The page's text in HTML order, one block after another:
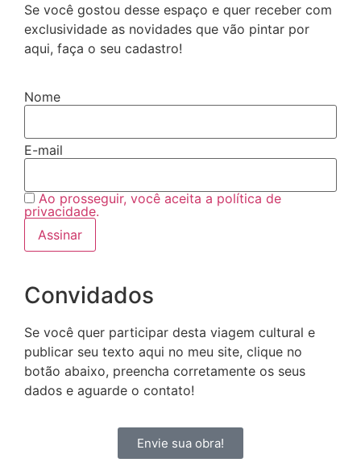
Se você gostou desse espaço e quer receber com
exclusividade as novidades que vão pintar por
aqui, faça o seu cadastro!
Nome
E-mail
Ao prosseguir, você aceita a política de
privacidade.
Convidados
Se você quer participar desta viagem cultural e
publicar seu texto aqui no meu site, clique no
botão abaixo, preencha corretamente os seus
dados e aguarde o contato!
Envie sua obra!